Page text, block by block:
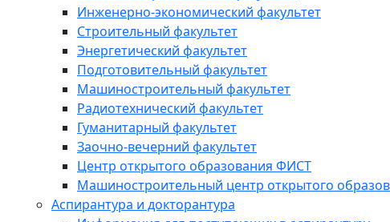
Инженерно-экономический факультет
Строительный факультет
Энергетический факультет
Подготовительный факультет
Машиностроительный факультет
Радиотехнический факультет
Гуманитарный факультет
Заочно-вечерний факультет
Центр открытого образования ФИСТ
Машиностроительный центр открытого
Аспирантура и докторантура